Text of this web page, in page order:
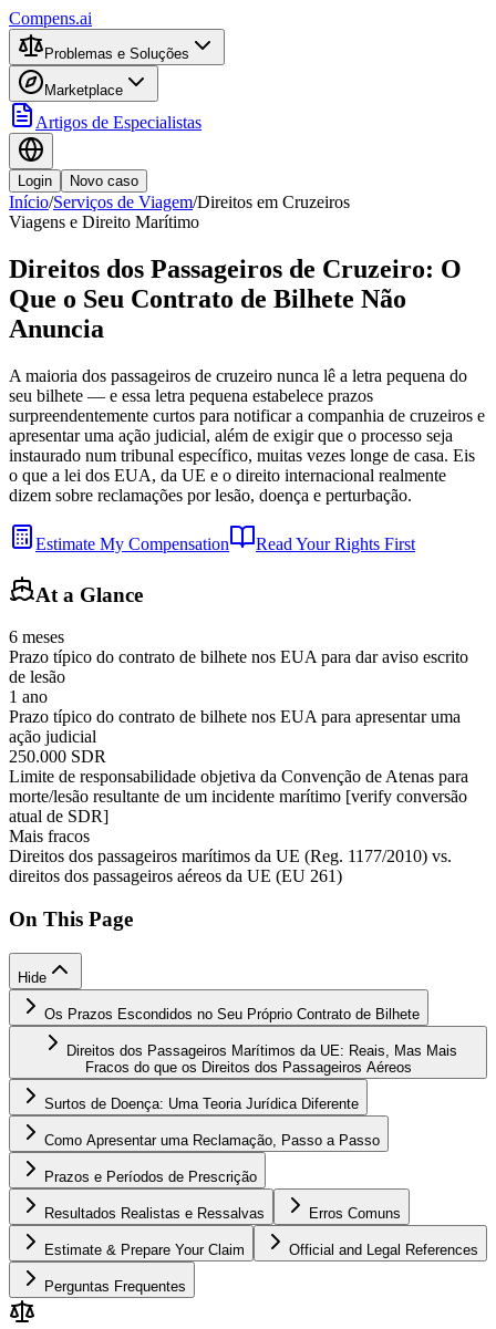
Compens.ai
Problemas e Soluções
Marketplace
Artigos de Especialistas
Login Novo caso
Início/Serviços de Viagem/Direitos em Cruzeiros
Viagens e Direito Marítimo
Direitos dos Passageiros de Cruzeiro: O
Que o Seu Contrato de Bilhete Não
Anuncia
A maioria dos passageiros de cruzeiro nunca lê a letra pequena do
seu bilhete — e essa letra pequena estabelece prazos
surpreendentemente curtos para notificar a companhia de cruzeiros e
apresentar uma ação judicial, além de exigir que o processo seja
instaurado num tribunal específico, muitas vezes longe de casa. Eis
o que a lei dos EUA, da UE e o direito internacional realmente
dizem sobre reclamações por lesão, doença e perturbação.
Estimate My Compensation Read Your Rights First
At a Glance
6 meses
Prazo típico do contrato de bilhete nos EUA para dar aviso escrito
de lesão
1 ano
Prazo típico do contrato de bilhete nos EUA para apresentar uma
ação judicial
250.000 SDR
Limite de responsabilidade objetiva da Convenção de Atenas para
morte/lesão resultante de um incidente marítimo [verify conversão
atual de SDR]
Mais fracos
Direitos dos passageiros marítimos da UE (Reg. 1177/2010) vs.
direitos dos passageiros aéreos da UE (EU 261)
On This Page
Hide
Os Prazos Escondidos no Seu Próprio Contrato de Bilhete
Direitos dos Passageiros Marítimos da UE: Reais, Mas Mais
Fracos do que os Direitos dos Passageiros Aéreos
Surtos de Doença: Uma Teoria Jurídica Diferente
Como Apresentar uma Reclamação, Passo a Passo
Prazos e Períodos de Prescrição
Resultados Realistas e Ressalvas Erros Comuns
Estimate & Prepare Your Claim Official and Legal References
Perguntas Frequentes